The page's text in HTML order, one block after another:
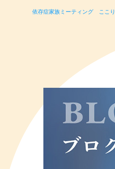
依存症家族ミーティング ここり